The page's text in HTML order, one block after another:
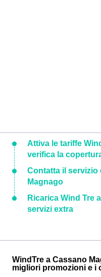
Attiva le tariffe
verifica la
Contatta il servizio
Magnago
Ricarica Wind Tre
servizi extra
WindTre a Cassano
migliori promozioni e i